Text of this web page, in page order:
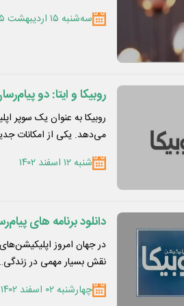
سه‌شنبه ۱۵ اردیبهشت ۱۴۰۵
روبیکا و ایتا: دو
روبیکا به عنوان یک سوپر
می‌دهد. یکی از امکانات
شنبه ۱۲ اسفند ۱۴۰۲
دانلود برنامه های
در جهان امروز
نقش بسیار مهمی در
چهارشنبه ۰۲ اسفند ۱۴۰۲